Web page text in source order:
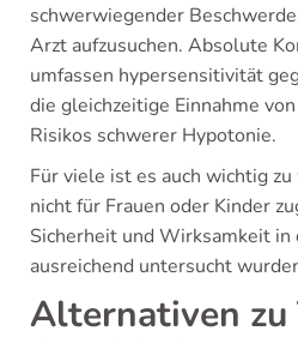
schwerwiegender
Arzt aufzusuchen. Absolute
umfassen hypersensitivität
die gleichzeitige Einnahme
Risikos schwerer Hypotonie.
Für viele ist es auch wichtig
nicht für Frauen oder Kinder
Sicherheit und Wirksamkeit in
ausreichend untersucht
Alternativen zu